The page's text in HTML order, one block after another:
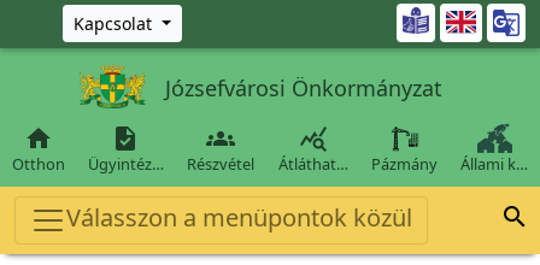
Ugrás a fő tartalomra
Kapcsolat 
Józsefvárosi Önkormányzat

Otthon

Ügyintéz…

Részvétel

Átláthat… Pázmány Állami k…
Válasszon a menüpontok közül 